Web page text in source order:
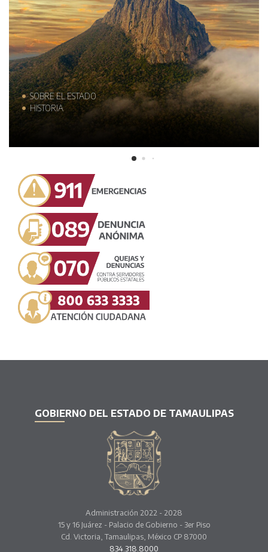
SOBRE EL ESTADO
HISTORIA
GOBIERNO DEL ESTADO DE TAMAULIPAS
Administración 2022 - 2028
15 y 16 Juárez - Palacio de Gobierno - 3er Piso
Cd. Victoria, Tamaulipas, México CP 87000
834.318.8000